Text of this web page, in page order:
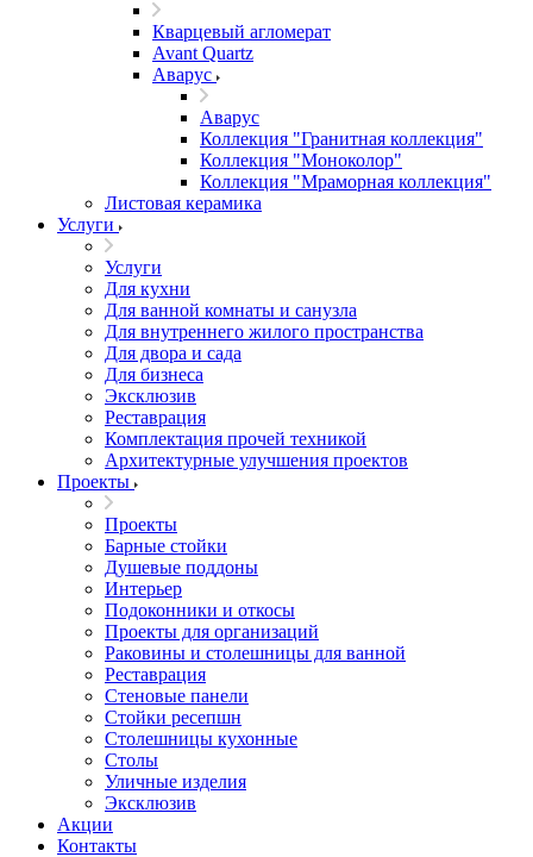
Кварцевый агломерат
Avant Quartz
Аварус
Аварус
Коллекция "Гранитная коллекция"
Коллекция "Моноколор"
Коллекция "Мраморная коллекция"
Листовая керамика
Услуги
Услуги
Для кухни
Для ванной комнаты и санузла
Для внутреннего жилого пространства
Для двора и сада
Для бизнеса
Эксклюзив
Реставрация
Комплектация прочей техникой
Архитектурные улучшения проектов
Проекты
Проекты
Барные стойки
Душевые поддоны
Интерьер
Подоконники и откосы
Проекты для организаций
Раковины и столешницы для ванной
Реставрация
Стеновые панели
Стойки ресепшн
Столешницы кухонные
Столы
Уличные изделия
Эксклюзив
Акции
Контакты